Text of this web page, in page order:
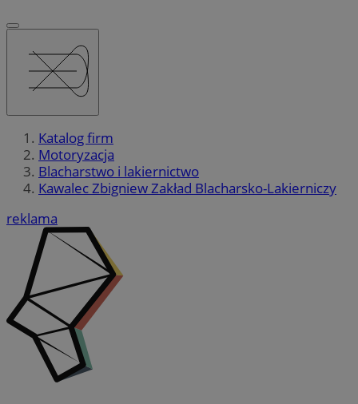
Katalog firm
Motoryzacja
Blacharstwo i lakiernictwo
Kawalec Zbigniew Zakład Blacharsko-Lakierniczy
reklama